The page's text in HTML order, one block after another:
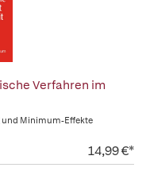
Verfahren im
Minimum-Effekte
14,99 €*